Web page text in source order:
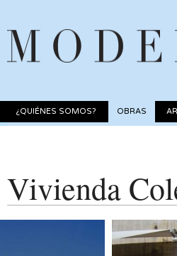
¿QUIÉNES SOMOS? OBRAS
Vivienda